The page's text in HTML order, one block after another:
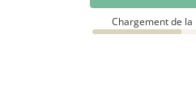
Chargement de la